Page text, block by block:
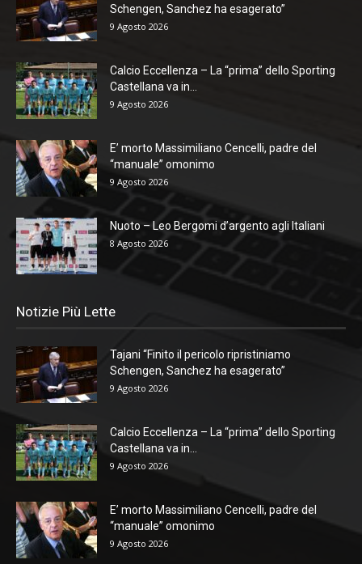
Schengen, Sanchez ha esagerato”
9 Agosto 2026
Calcio Eccellenza – La “prima” dello Sporting
Castellana va in...
9 Agosto 2026
E’ morto Massimiliano Cencelli, padre del
“manuale” omonimo
9 Agosto 2026
Nuoto – Leo Bergomi d’argento agli Italiani
8 Agosto 2026
Notizie Più Lette
Tajani “Finito il pericolo ripristiniamo
Schengen, Sanchez ha esagerato”
9 Agosto 2026
Calcio Eccellenza – La “prima” dello Sporting
Castellana va in...
9 Agosto 2026
E’ morto Massimiliano Cencelli, padre del
“manuale” omonimo
9 Agosto 2026